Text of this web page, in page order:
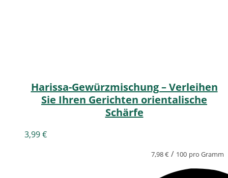
Harissa-Gewürzmischung – Verleihen
Sie Ihren Gerichten orientalische
Schärfe
3,99€
7,98€ / 100 pro Gramm